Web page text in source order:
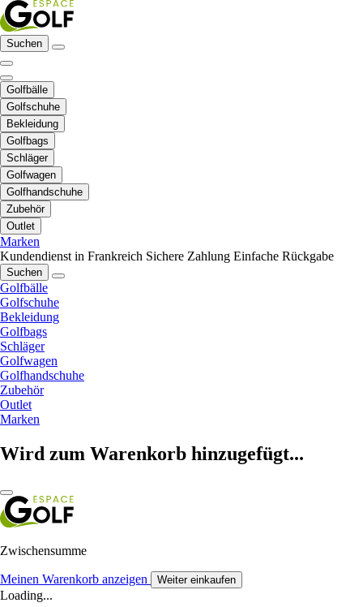
Suchen
Golfbälle
Golfschuhe
Bekleidung
Golfbags
Schläger
Golfwagen
Golfhandschuhe
Zubehör
Outlet
Marken
Kundendienst in Frankreich Sichere Zahlung Einfache Rückgabe
Suchen
Golfbälle
Golfschuhe
Bekleidung
Golfbags
Schläger
Golfwagen
Golfhandschuhe
Zubehör
Outlet
Marken
Wird zum Warenkorb hinzugefügt...
Zwischensumme
Meinen Warenkorb anzeigen Weiter einkaufen
Loading...